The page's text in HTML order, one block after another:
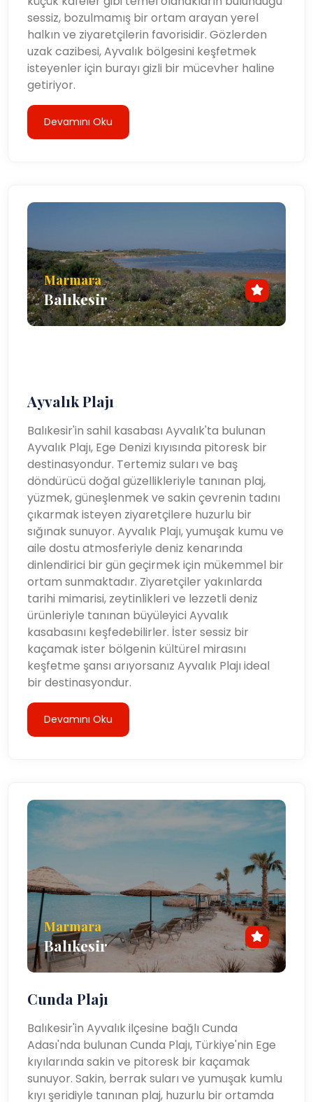
sessiz, bozulmamış bir ortam arayan yerel
halkın ve ziyaretçilerin favorisidir. Gözlerden
uzak cazibesi, Ayvalık bölgesini keşfetmek
isteyenler için burayı gizli bir mücevher haline
getiriyor.
Devamını Oku
Marmara
Balıkesir
Ayvalık Plajı
Balıkesir'in sahil kasabası Ayvalık'ta bulunan
Ayvalık Plajı, Ege Denizi kıyısında pitoresk bir
destinasyondur. Tertemiz suları ve baş
döndürücü doğal güzellikleriyle tanınan plaj,
yüzmek, güneşlenmek ve sakin çevrenin tadını
çıkarmak isteyen ziyaretçilere huzurlu bir
sığınak sunuyor. Ayvalık Plajı, yumuşak kumu ve
aile dostu atmosferiyle deniz kenarında
dinlendirici bir gün geçirmek için mükemmel bir
ortam sunmaktadır. Ziyaretçiler yakınlarda
tarihi mimarisi, zeytinlikleri ve lezzetli deniz
ürünleriyle tanınan büyüleyici Ayvalık
kasabasını keşfedebilirler. İster sessiz bir
kaçamak ister bölgenin kültürel mirasını
keşfetme şansı arıyorsanız Ayvalık Plajı ideal
bir destinasyondur.
Devamını Oku
Marmara
Balıkesir
Cunda Plajı
Balıkesir'in Ayvalık ilçesine bağlı Cunda
Adası'nda bulunan Cunda Plajı, Türkiye'nin Ege
kıyılarında sakin ve pitoresk bir kaçamak
sunuyor. Sakin, berrak suları ve yumuşak kumlu
kıyı şeridiyle tanınan plaj, huzurlu bir ortamda